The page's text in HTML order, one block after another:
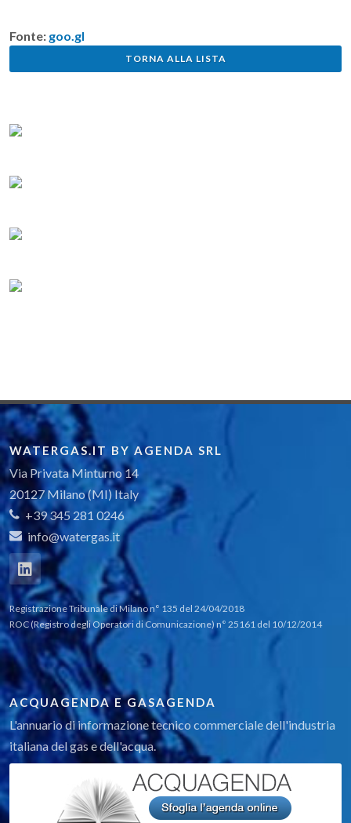
Fonte: goo.gl
TORNA ALLA LISTA
WATERGAS.IT BY AGENDA SRL
Via Privata Minturno 14
20127 Milano (MI) Italy
+39 345 281 0246
info@watergas.it
Registrazione Tribunale di Milano n° 135 del 24/04/2018
ROC (Registro degli Operatori di Comunicazione) n° 25161 del 10/12/2014
ACQUAGENDA E GASAGENDA
L'annuario di informazione tecnico commerciale dell'industria
italiana del gas e dell'acqua.